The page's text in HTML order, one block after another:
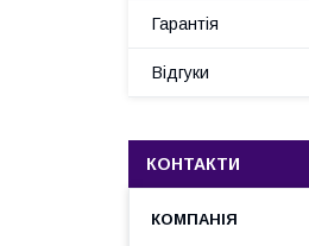
Гарантія
Відгуки
КОНТАКТИ